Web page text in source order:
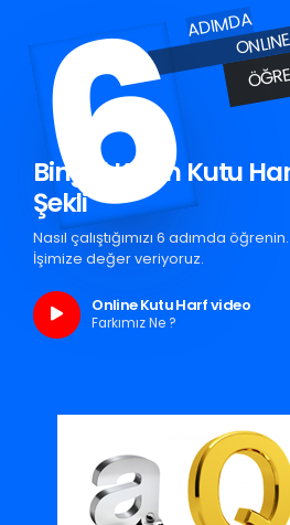
6ADIMDA
Bingöl Krom Kutu
Şekli
Nasıl çalıştığımızı 6 adımda öğrenin.
İşimize değer veriyoruz.
Online Kutu Harf video
Farkımız Ne ?